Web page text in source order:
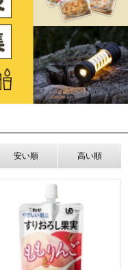
安い順 高い順